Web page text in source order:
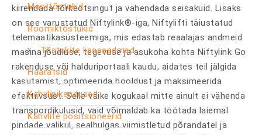
Masttõstukid
Roomiktõstukid
Tõstukite lisaseadmed
Haaratsid
Kahvlipikendused
Kahvlite positsioneerid
kiirendada tõrkeotsingut ja vähendada seisakuid. Lisaks
on see varustatud Niftylink®-iga, Niftylifti täiustatud
telemaatikasüsteemiga, mis edastab reaalajas andmeid
masina jõudluse, tegevuse ja asukoha kohta Niftylink Go
rakenduse või halduriportaali kaudu, aidates teil jälgida
kasutamist, optimeerida hooldust ja maksimeerida
efektiivsust. Selle väike kogukaal mitte ainult ei vähenda
transpordikulusid, vaid võimaldab ka töötada laiemal
pindade valikul, sealhulgas viimistletud põrandatel ja